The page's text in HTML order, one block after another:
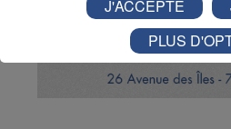
J'ACCEPTE
PLUS